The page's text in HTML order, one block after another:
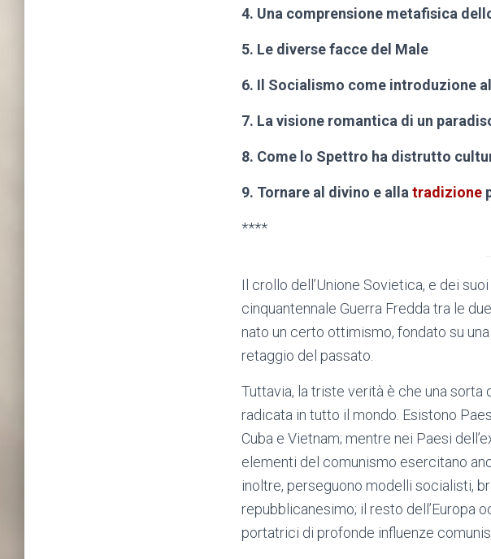
4. Una comprensione metafisica
5. Le diverse facce del Male
6. Il Socialismo come introduzione
7. La visione romantica di un
8. Come lo Spettro ha distrutto
9. Tornare al divino e alla tradizione
****
Il crollo dell’Unione Sovietica, e dei
cinquantennale Guerra Fredda tra le
nato un certo ottimismo, fondato su
retaggio del passato.
Tuttavia, la triste verità è che una
radicata in tutto il mondo. Esistono
Cuba e Vietnam; mentre nei Paesi
elementi del comunismo esercitano
inoltre, perseguono modelli socialisti,
repubblicanesimo; il resto dell’Europa
portatrici di profonde influenze